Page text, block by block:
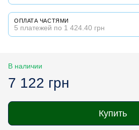
ОПЛАТА ЧАСТЯМИ
5 платежей по 1 424.40 грн
В наличии
7 122 грн
Купить